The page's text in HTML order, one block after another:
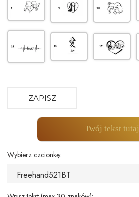
ZAPISZ
Twój tekst tutaj
Wybierz czcionkę: